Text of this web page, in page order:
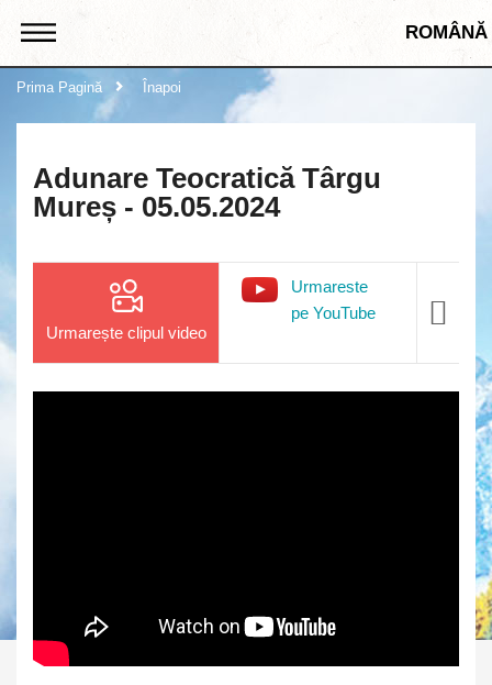
ROMÂNĂ
Prima Pagină Înapoi
Adunare Teocratică Târgu
Mureș - 05.05.2024
Urmarește clipul video
Urmareste
pe YouTube